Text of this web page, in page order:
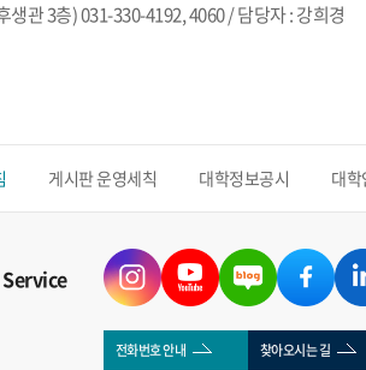
생관 3층) 031-330-4192, 4060 / 담당자 : 강희경
게시판 운영세칙 대학정보공시 대
전화번호 안내 찾아오시는 길